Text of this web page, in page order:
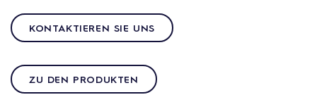
KONTAKTIEREN SIE UNS
ZU DEN PRODUKTEN